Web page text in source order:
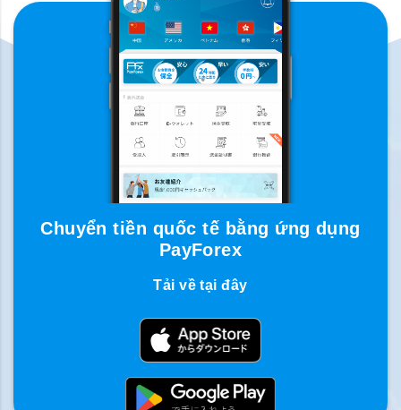
Chuyển tiền quốc tế bằng ứng dụng
PayForex
Tải về tại đây